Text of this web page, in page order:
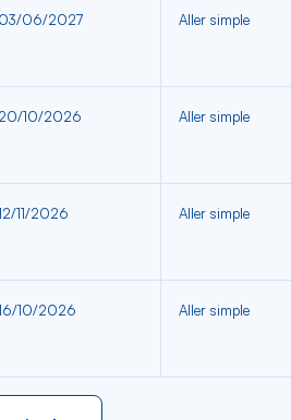
03/06/2027 Aller simple
20/10/2026 Aller simple
11/2026 Aller simple
10/2026 Aller simple